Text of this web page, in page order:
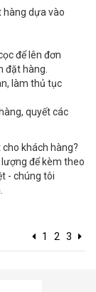
hàng dựa vào
để lên đơn
đặt hàng.
làm thủ tục
quyết các
khách hàng?
để kèm theo
- chúng tôi
1 2 3